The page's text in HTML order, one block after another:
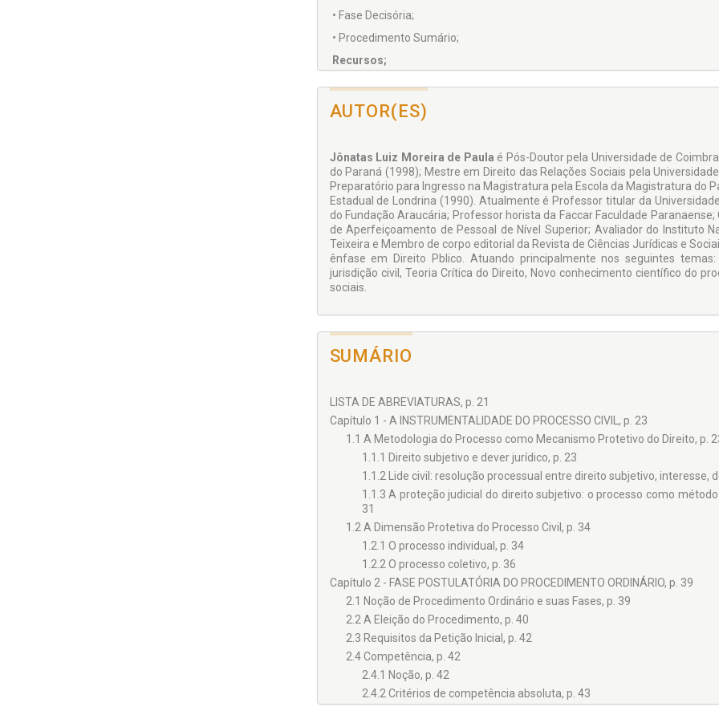
• Fase Decisória;
• Procedimento Sumário;
Recursos;
AUTOR(ES)
Jônatas Luiz Moreira de Paula é Pós-Doutor pela Universidade de
do Paraná (1998); Mestre em Direito das Relações Sociais pela
Preparatório para Ingresso na Magistratura pela Escola da Magistratura do
Estadual de Londrina (1990). Atualmente é Professor titular da
do Fundação Araucária; Professor horista da Faccar Faculdade
de Aperfeiçoamento de Pessoal de Nível Superior; Avaliador do Instituto
Teixeira e Membro de corpo editorial da Revista de Ciências Jurídicas e
ênfase em Direito Pblico. Atuando principalmente nos seguintes
jurisdição civil, Teoria Crítica do Direito, Novo conhecimento científico do
sociais.
SUMÁRIO
LISTA DE ABREVIATURAS, p. 21
Capítulo 1 - A INSTRUMENTALIDADE DO PROCESSO CIVIL, p. 23
1.1 A Metodologia do Processo como Mecanismo Protetivo do Direito, p.
1.1.1 Direito subjetivo e dever jurídico, p. 23
1.1.2 Lide civil: resolução processual entre direito subjetivo, interesse,
1.1.3 A proteção judicial do direito subjetivo: o processo como
31
1.2 A Dimensão Protetiva do Processo Civil, p. 34
1.2.1 O processo individual, p. 34
1.2.2 O processo coletivo, p. 36
Capítulo 2 - FASE POSTULATÓRIA DO PROCEDIMENTO ORDINÁRIO, p. 39
2.1 Noção de Procedimento Ordinário e suas Fases, p. 39
2.2 A Eleição do Procedimento, p. 40
2.3 Requisitos da Petição Inicial, p. 42
2.4 Competência, p. 42
2.4.1 Noção, p. 42
2.4.2 Critérios de competência absoluta, p. 43